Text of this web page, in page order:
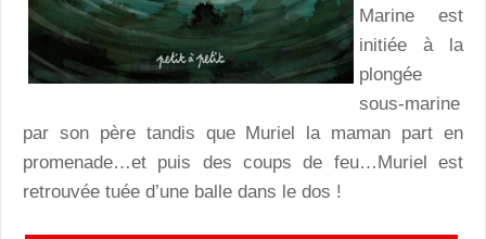
Marine est
initiée à la
plongée
sous-marine
par son père tandis que Muriel la maman part en
promenade…et puis des coups de feu…Muriel est
retrouvée tuée d’une balle dans le dos !